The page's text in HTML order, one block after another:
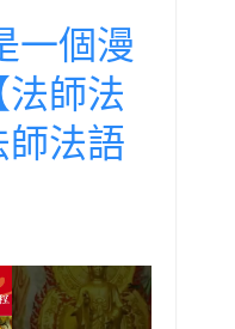
一個漫
師法
師法語